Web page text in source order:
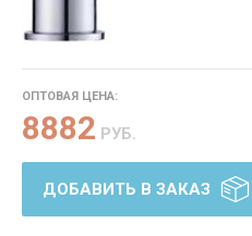
ОПТОВАЯ ЦЕНА:
8882 РУБ.
ДОБАВИТЬ В ЗАКАЗ